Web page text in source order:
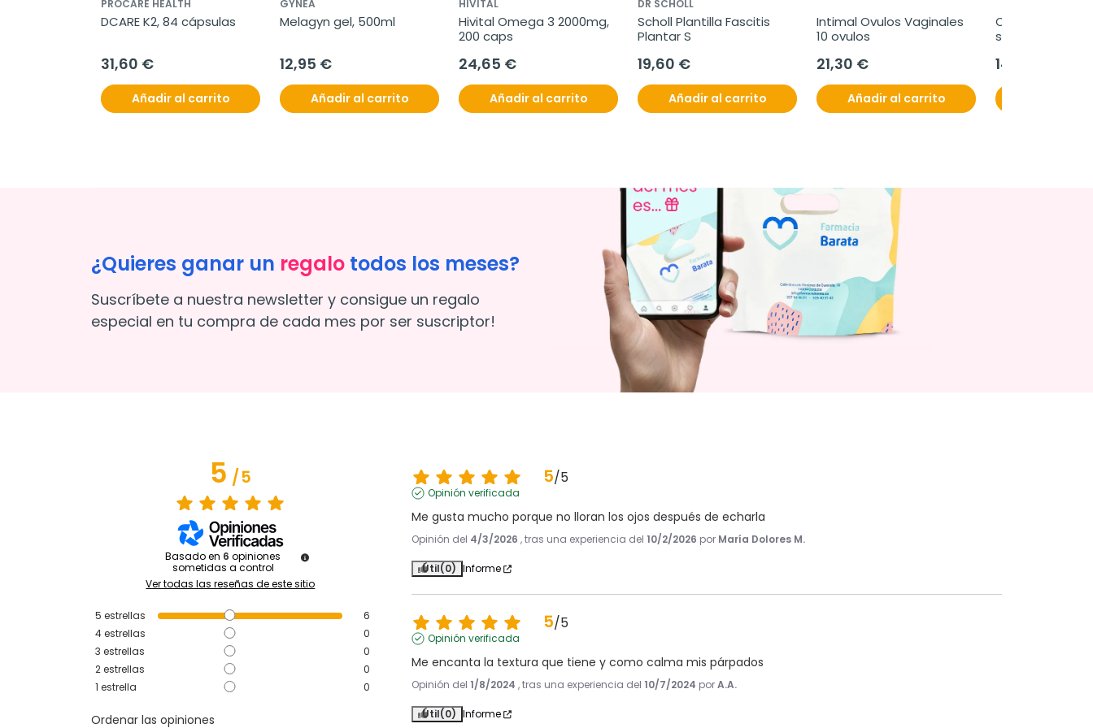
PROCARE HEALTH
DCARE K2, 84 cápsulas
31,60 €
Añadir al carrito
GYNEA
Melagyn gel, 500ml
12,95 €
Añadir al carrito
HIVITAL
Hivital Omega 3 2000mg,
200 caps
24,65 €
Añadir al carrito
DR SCHOLL
Scholl Plantilla Fascitis
Plantar S
19,60 €
Añadir al carrito
Intimal Ovulos Vaginales
10 ovulos
21,30 €
Añadir al carrito
Ovusitol
sobres
14,95 €
¿Quieres ganar un regalo todos los meses?
Suscríbete a nuestra newsletter y consigue un regalo
especial en tu compra de cada mes por ser suscriptor!
5/5
Basado en 6 opiniones
sometidas a control
Ver todas las reseñas de este sitio
5 estrellas
6
4estrellas
0
3 estrellas
0
2estrellas
0
1 estrella 0
Ordenar las opiniones
5/5
Opinión verificada
Me gusta mucho porque no lloran los ojos después de echarla
Opinión del 4/3/2026 , tras una experiencia del 10/2/2026 por María Dolores M.
Útil(0) Informe
5/5
Opinión verificada
Me encanta la textura que tiene y como calma mis párpados
Opinión del 1/8/2024 , tras una experiencia del 10/7/2024 porA.A.
Útil(0) Informe